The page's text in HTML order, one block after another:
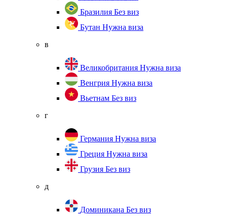
Бразилия Без виз
Бутан Нужна виза
в
Великобритания Нужна виза
Венгрия Нужна виза
Вьетнам Без виз
г
Германия Нужна виза
Греция Нужна виза
Грузия Без виз
д
Доминикана Без виз